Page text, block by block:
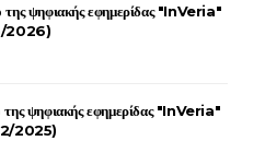
ψηφιακής εφημερίδας "InVeria"
2026)
ψηφιακής εφημερίδας "InVeria"
2025)